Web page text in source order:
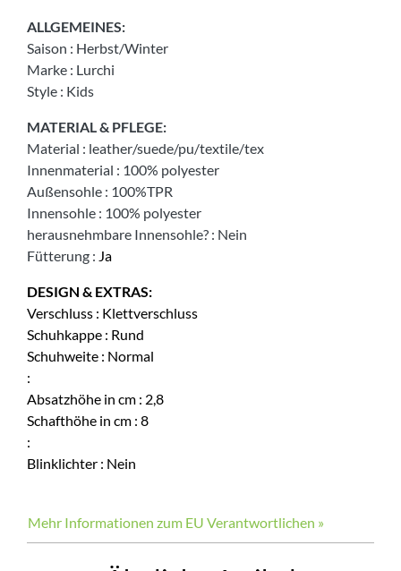
ALLGEMEINES:
Saison : Herbst/Winter
Marke : Lurchi
Style : Kids
MATERIAL & PFLEGE:
Material : leather/suede/pu/textile/tex
Innenmaterial : 100% polyester
Außensohle : 100%TPR
Innensohle : 100% polyester
herausnehmbare Innensohle? : Nein
Fütterung : Ja
DESIGN & EXTRAS:
Verschluss : Klettverschluss
Schuhkappe : Rund
Schuhweite : Normal
:
Absatzhöhe in cm : 2,8
Schafthöhe in cm : 8
:
Blinklichter : Nein
Mehr Informationen zum EU Verantwortlichen »